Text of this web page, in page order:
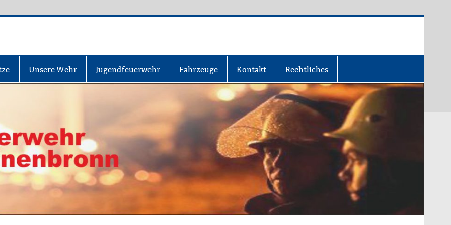
Unsere Wehr Jugendfeuerwehr Fahrzeuge Kontakt Rechtliches